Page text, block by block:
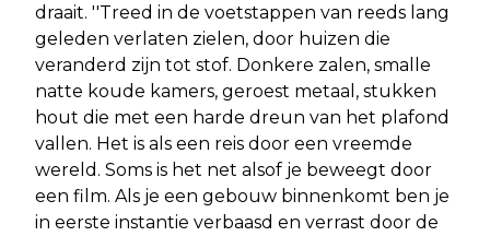
draait. ''Treed in de voetstappen van reeds lang
geleden verlaten zielen, door huizen die
veranderd zijn tot stof. Donkere zalen, smalle
natte koude kamers, geroest metaal, stukken
hout die met een harde dreun van het plafond
vallen. Het is als een reis door een vreemde
wereld. Soms is het net alsof je beweegt door
een film. Als je een gebouw binnenkomt ben je
in eerste instantie verbaasd en verrast door de